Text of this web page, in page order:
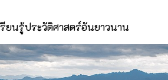
ยนรู้ประวัติศาสตร์อันยาวนาน